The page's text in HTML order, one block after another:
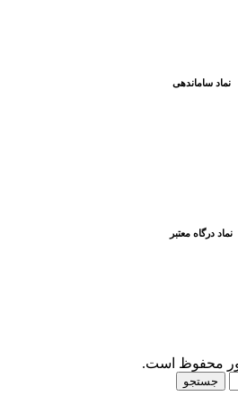
نماد ساماندهی
نماد درگاه معتبر
محفوظ است.
جستجو